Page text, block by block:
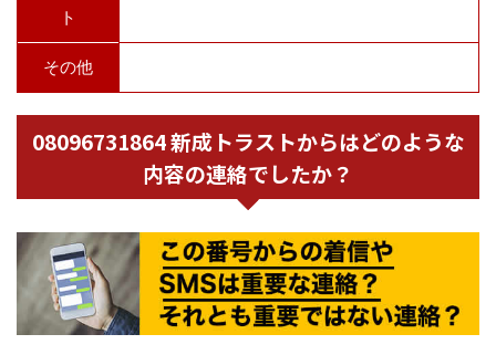
ト
その他
08096731864 新成トラストからはどのような
内容の連絡でしたか？